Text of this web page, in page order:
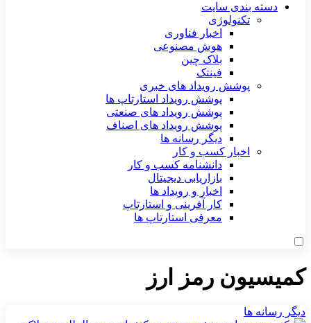
دسته بندی سایت
تکنولوژی
اخبار فناوری
هوش مصنوعی
بلاک چین
فینتک
پوشش رویداد های خبری
پوشش رویداد استارتاپ ها
پوشش رویداد های صنعتی
پوشش رویداد های اصناف
دیگر رسانه ها
اخبار کسب و کار
دانشنامه کسب و کار
بازاریابی دیجیتال
اخبار و رویداد ها
کار آفرینی و استارتاپ
معرفی استارتاپ ها
کمیسیون رمز ارز
دیگر رسانه ها